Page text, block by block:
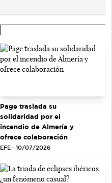
Page traslada su
solidaridad por el
incendio de Almería y
ofrece colaboración
EFE - 10/07/2026